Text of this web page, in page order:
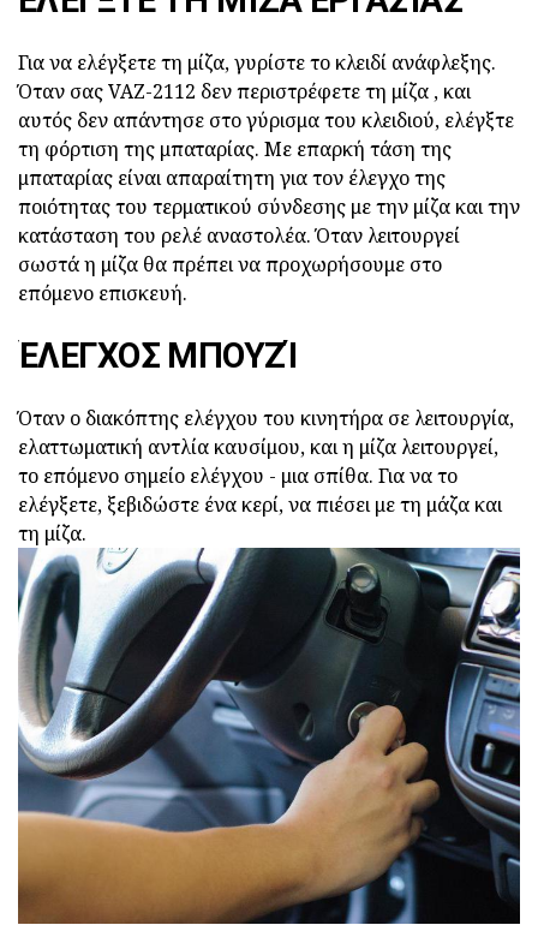
Για να ελέγξετε τη μίζα, γυρίστε το κλειδί ανάφλεξης.
Όταν σας VAZ-2112 δεν περιστρέφετε τη μίζα , και
αυτός δεν απάντησε στο γύρισμα του κλειδιού, ελέγξτε
τη φόρτιση της μπαταρίας. Με επαρκή τάση της
μπαταρίας είναι απαραίτητη για τον έλεγχο της
ποιότητας του τερματικού σύνδεσης με την μίζα και την
κατάσταση του ρελέ αναστολέα. Όταν λειτουργεί
σωστά η μίζα θα πρέπει να προχωρήσουμε στο
επόμενο επισκευή.
ΈΛΕΓΧΟΣ ΜΠΟΥΖΊ
Όταν ο διακόπτης ελέγχου του κινητήρα σε λειτουργία,
ελαττωματική αντλία καυσίμου, και η μίζα λειτουργεί,
το επόμενο σημείο ελέγχου - μια σπίθα. Για να το
ελέγξετε, ξεβιδώστε ένα κερί, να πιέσει με τη μάζα και
τη μίζα.